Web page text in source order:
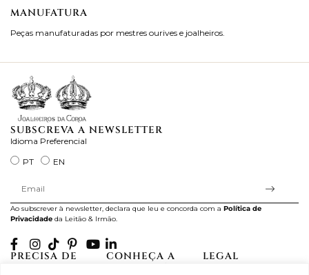
MANUFATURA
Peças manufaturadas por mestres ourives e joalheiros.
SUBSCREVA A NEWSLETTER
Idioma Preferencial
PT
EN
Ao subscrever à newsletter, declara que leu e concorda com a Política de
Privacidade da Leitão & Irmão.
PRECISA DE
CONHEÇA A
LEGAL